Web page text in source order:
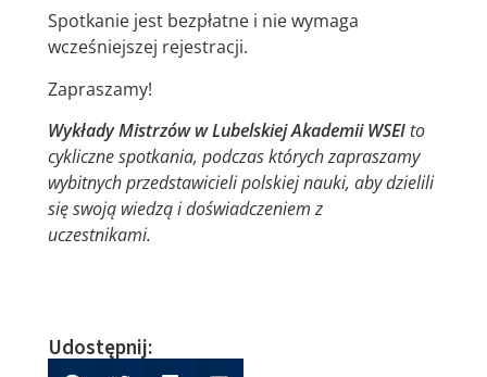
Spotkanie jest bezpłatne i nie wymaga
wcześniejszej rejestracji.
Zapraszamy!
Wykłady Mistrzów w Lubelskiej Akademii WSEIto
cykliczne spotkania, podczas których zapraszamy
wybitnych przedstawicieli polskiej nauki, aby dzielili
się swoją wiedzą i doświadczeniem z
uczestnikami.
Udostępnij: